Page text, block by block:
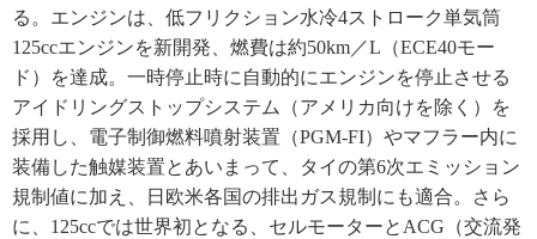
る。エンジンは、低フリクション水冷4ストローク単気筒
125ccエンジンを新開発、燃費は約50km／L（ECE40モー
ド）を達成。一時停止時に自動的にエンジンを停止させる
アイドリングストップシステム（アメリカ向けを除く）を
採用し、電子制御燃料噴射装置（PGM-FI）やマフラー内に
装備した触媒装置とあいまって、タイの第6次エミッション
規制値に加え、日欧米各国の排出ガス規制にも適合。さら
に、125ccでは世界初となる、セルモーターとACG（交流発